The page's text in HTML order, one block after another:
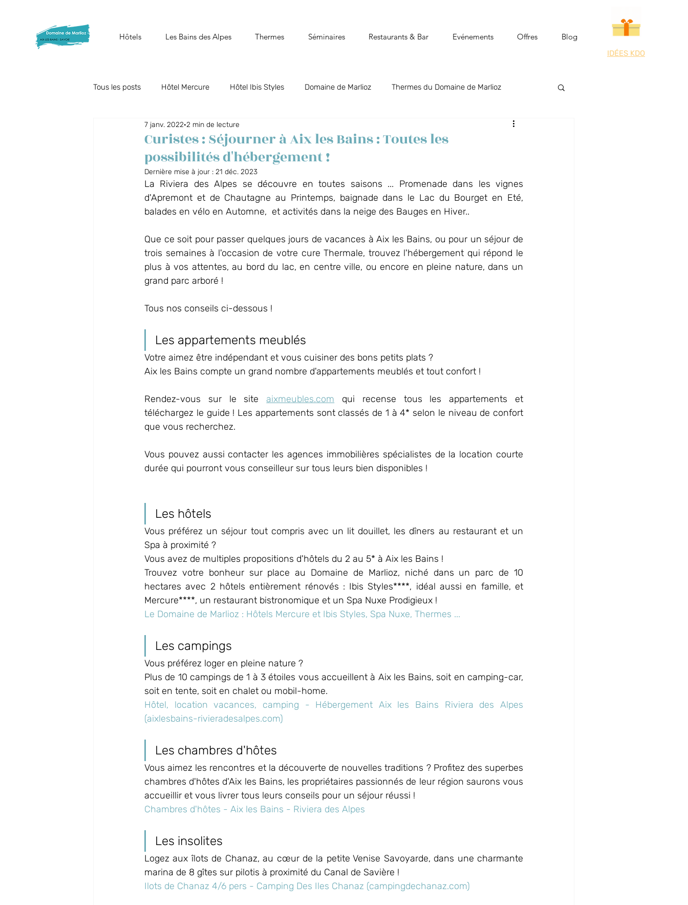
Hôtels Les Bains des Alpes Thermes Séminaires Restaurants & Bar Evénements Offres Blog
IDÉES KDO
Tous les posts Hôtel Mercure Hôtel Ibis Styles Domaine de Marlioz Thermes du Domaine de Marlioz
Offres du moment Restaurant Biõz Aix-les-Bains, Riviera des Alpes
Collaborateurs Spa Nuxe Vos événements au Domaine
Spa Les Bains des Alpes
Curistes : Séjourner à Aix les Bains : Toutes les
possibilités d'hébergement !
7 janv. 2022 2 min de lecture
Dernière mise à jour : 21 déc. 2023
La Riviera des Alpes se découvre en toutes saisons ... Promenade dans les vignes
d'Apremont et de Chautagne au Printemps, baignade dans le Lac du Bourget en Eté,
balades en vélo en Automne,  et activités dans la neige des Bauges en Hiver..
Que ce soit pour passer quelques jours de vacances à Aix les Bains, ou pour un séjour de
trois semaines à l'occasion de votre cure Thermale, trouvez l'hébergement qui répond le
plus à vos attentes, au bord du lac, en centre ville, ou encore en pleine nature, dans un
grand parc arboré !
Tous nos conseils ci-dessous !
Les appartements meublés
Votre aimez être indépendant et vous cuisiner des bons petits plats ?
Aix les Bains compte un grand nombre d'appartements meublés et tout confort !
Rendez-vous sur le site aixmeubles.com qui recense tous les appartements et
téléchargez le guide ! Les appartements sont classés de 1 à 4* selon le niveau de confort
que vous recherchez.
Vous pouvez aussi contacter les agences immobilières spécialistes de la location courte
durée qui pourront vous conseilleur sur tous leurs bien disponibles !
Les hôtels
Vous préférez un séjour tout compris avec un lit douillet, les dîners au restaurant et un
Spa à proximité ?
Vous avez de multiples propositions d'hôtels du 2 au 5* à Aix les Bains !
Trouvez votre bonheur sur place au Domaine de Marlioz, niché dans un parc de 10
hectares avec 2 hôtels entièrement rénovés : Ibis Styles****, idéal aussi en famille, et
Mercure****, un restaurant bistronomique et un Spa Nuxe Prodigieux !
Le Domaine de Marlioz : Hôtels Mercure et Ibis Styles, Spa Nuxe, Thermes ...
Les campings
Vous préférez loger en pleine nature ?
Plus de 10 campings de 1 à 3 étoiles vous accueillent à Aix les Bains, soit en camping-car,
soit en tente, soit en chalet ou mobil-home.
Hôtel, location vacances, camping - Hébergement Aix les Bains Riviera des Alpes
(aixlesbains-rivieradesalpes.com)
Les chambres d'hôtes
Vous aimez les rencontres et la découverte de nouvelles traditions ? Profitez des superbes
chambres d'hôtes d'Aix les Bains, les propriétaires passionnés de leur région saurons vous
accueillir et vous livrer tous leurs conseils pour un séjour réussi !
Chambres d'hôtes - Aix les Bains - Riviera des Alpes
Les insolites
Logez aux îlots de Chanaz, au cœur de la petite Venise Savoyarde, dans une charmante
marina de 8 gîtes sur pilotis à proximité du Canal de Savière !
Ilots de Chanaz 4/6 pers - Camping Des Iles Chanaz (campingdechanaz.com)